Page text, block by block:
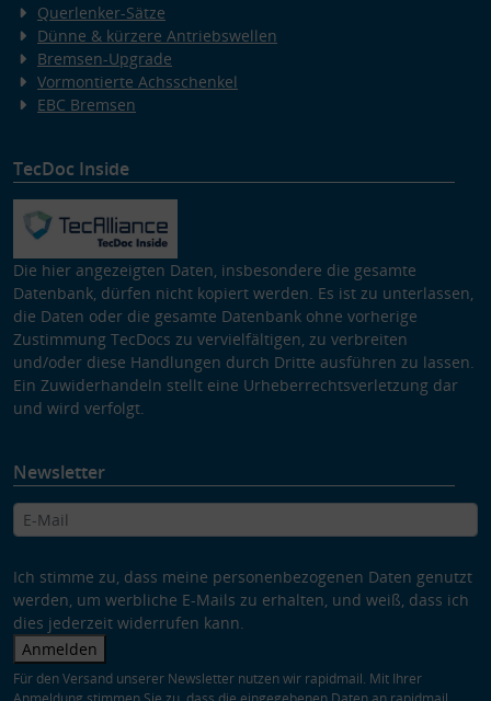
Querlenker-Sätze
Dünne & kürzere Antriebswellen
Bremsen-Upgrade
Vormontierte Achsschenkel
EBC Bremsen
TecDoc Inside
Die hier angezeigten Daten, insbesondere die gesamte
Datenbank, dürfen nicht kopiert werden. Es ist zu unterlassen,
die Daten oder die gesamte Datenbank ohne vorherige
Zustimmung TecDocs zu vervielfältigen, zu verbreiten
und/oder diese Handlungen durch Dritte ausführen zu lassen.
Ein Zuwiderhandeln stellt eine Urheberrechtsverletzung dar
und wird verfolgt.
Newsletter
Ich stimme zu, dass meine personenbezogenen Daten genutzt
werden, um werbliche E-Mails zu erhalten, und weiß, dass ich
dies jederzeit widerrufen kann.
Anmelden
Für den Versand unserer Newsletter nutzen wir rapidmail. Mit Ihrer